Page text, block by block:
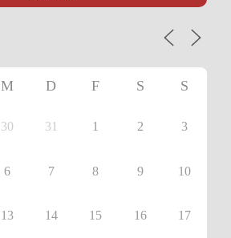
M D F S S
30 31 1 2 3
6 7 8 9 10
13 14 15 16 17